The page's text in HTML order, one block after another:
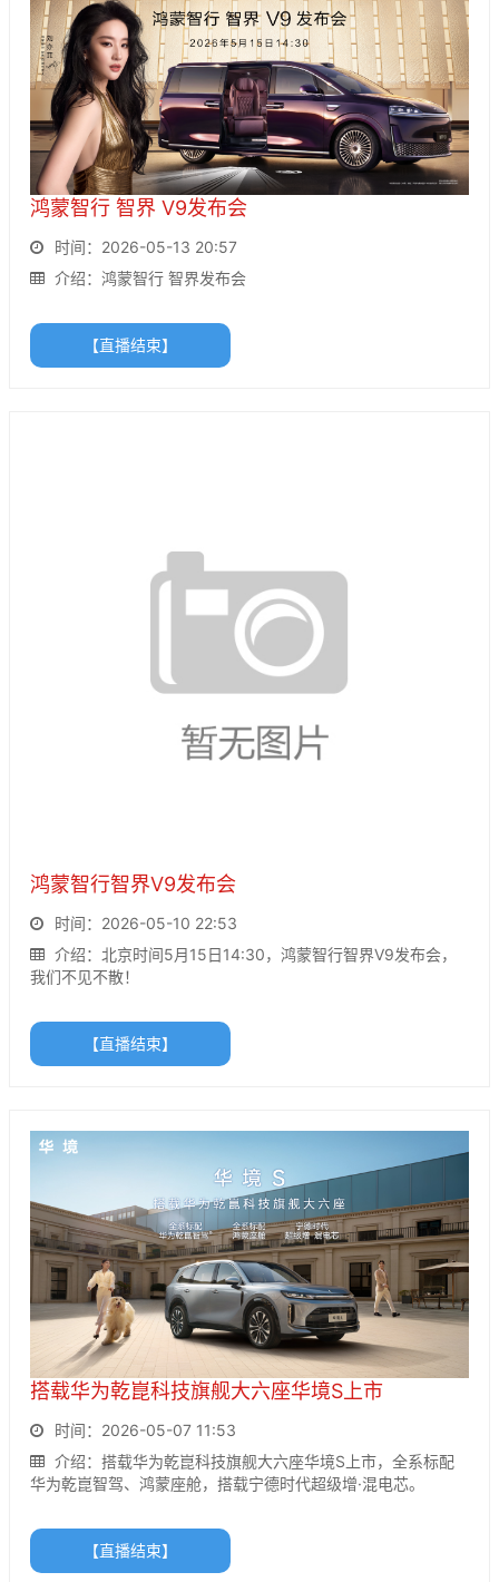
鸿蒙智行 智界 V9发布会
时间：2026-05-13 20:57
介绍：鸿蒙智行 智界发布会
【直播结束】
鸿蒙智行智界V9发布会
时间：2026-05-10 22:53
介绍：北京时间5月15日14:30，鸿蒙智行智界V9发布会，
我们不见不散！
【直播结束】
搭载华为乾崑科技旗舰大六座华境S上市
时间：2026-05-07 11:53
介绍：搭载华为乾崑科技旗舰大六座华境S上市，全系标配
华为乾崑智驾、鸿蒙座舱，搭载宁德时代超级增·混电芯。
【直播结束】